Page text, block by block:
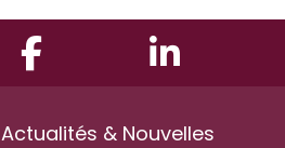
Actualités & Nouvelles